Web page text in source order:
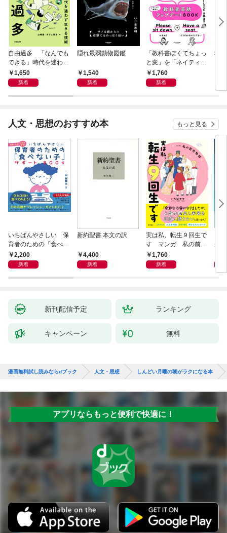
自由過多 「なんでも
できる」時代を迷わず
生きる技術
1,650
新着
隠れ最弱動物図鑑
1,540
新着
「教科書ぽくてちょっ
と変」を「ネイティヴ
みたいでなんかいい」
に変える教科書英語ア
1,760
新着
科
人文・思想のおすすめ本 もっと見る
いちばんやさしい 保
育者のための「食べな
い子」サポートＢＯＯ
Ｋ 偏食・少食のお悩
2,200
新着
新約聖書 本文の訳
4,400
新着
実は私、転生９回生で
す マンガ 私の前世
物語1,760
新着
が
新刊配信予定 ランキング
キャンペーン 無料
漫画無料試し読みならdブック 人文・思想 しんどい月曜の朝がラクになる本
アプリならもっと便利で快適に！